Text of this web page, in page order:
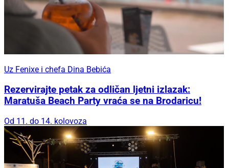
Uz Fenixe i chefa Dina Bebića
Rezervirajte petak za odličan ljetni izlazak:
Maratuša Beach Party vraća se na Brodaricu!
Od 11. do 14. kolovoza